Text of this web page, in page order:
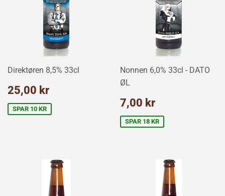
Direktøren 8,5% 33cl
Udsalgspris
25,00 kr
kr
SPAR 10 KR
Nonnen 6,0% 33cl - DATO
ØL
Udsalgspris
7,00 kr
kr
SPAR 18 KR